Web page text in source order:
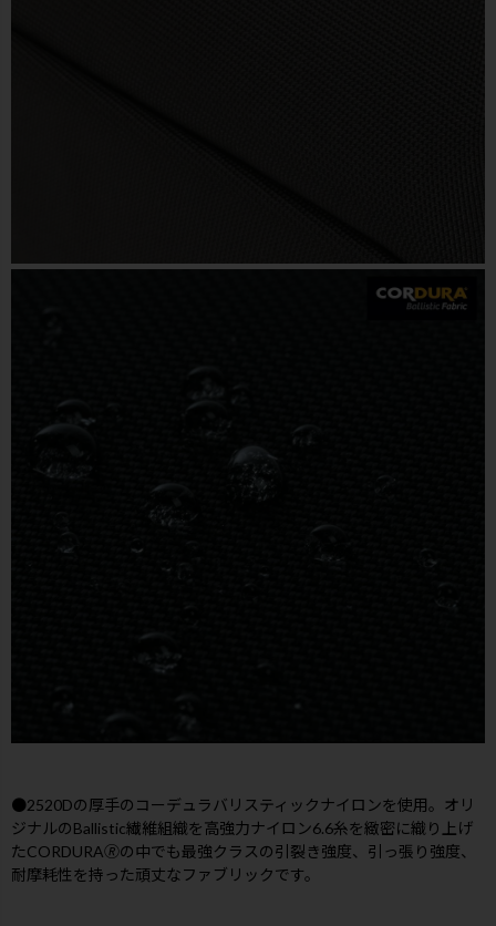
●2520Dの厚手のコーデュラバリスティックナイロンを使用。オリ
ジナルのBallistic繊維組織を高強力ナイロン6.6糸を緻密に織り上げ
たCORDURA🄬の中でも最強クラスの引裂き強度、引っ張り強度、
耐摩耗性を持った頑丈なファブリックです。